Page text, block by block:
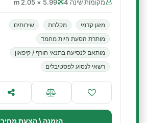
מקומות שינה 4 5.99 × 2.05 m
מזגן קדמי מקלחת
שירותים
מותרת הסעת חיות מחמד
מותאם לנסיעה בתנאי חורף / קיפאון
רשאי לנסוע לפסטיבלים
הזמנה \ הצעת מחיר